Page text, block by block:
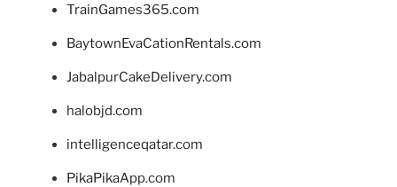
TrainGames365.com
BaytownEvaCationRentals.com
JabalpurCakeDelivery.com
halobjd.com
intelligenceqatar.com
PikaPikaApp.com